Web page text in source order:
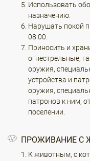
Использовать
назначению.
Нарушать покой
08:00.
Приносить и
огнестрельные,
оружия,
устройства и
оружия,
патронов к ним,
поселении.
ПРОЖИВАНИЕ С
К животным, с